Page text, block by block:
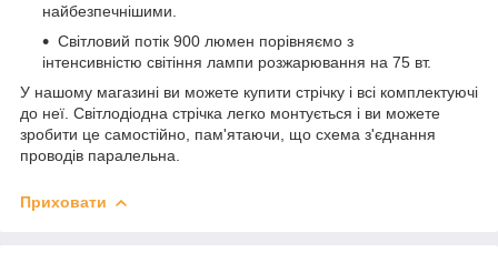
найбезпечнішими.
Світловий потік 900 люмен порівняємо з
інтенсивністю світіння лампи розжарювання на 75 вт.
У нашому магазині ви можете купити стрічку і всі комплектуючі
до неї. Світлодіодна стрічка легко монтується і ви можете
зробити це самостійно, пам'ятаючи, що схема з'єднання
проводів паралельна.
Приховати